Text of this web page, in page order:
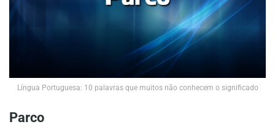
Língua Portuguesa: 10 palavras que muitos não conhecem o significado
Parco